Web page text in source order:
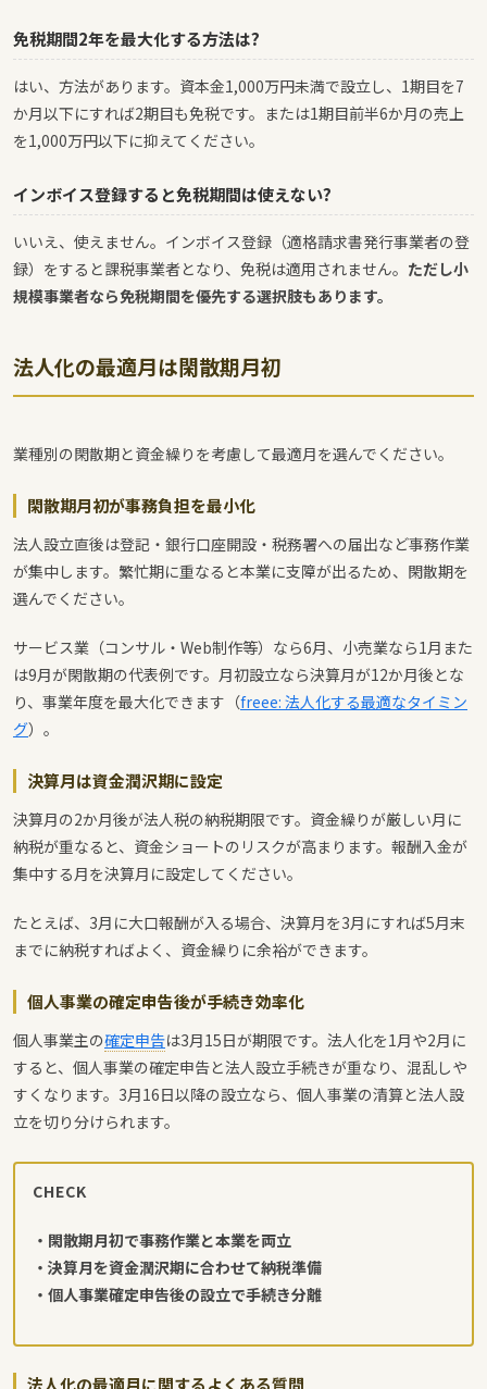
免税期間2年を最大化する方法は?
はい、方法があります。資本金1,000万円未満で設立し、1期目を7
か月以下にすれば2期目も免税です。または1期目前半6か月の売上
を1,000万円以下に抑えてください。
インボイス登録すると免税期間は使えない?
いいえ、使えません。インボイス登録（適格請求書発行事業者の登
録）をすると課税事業者となり、免税は適用されません。 ただし小
規模事業者なら免税期間を優先する選択肢もあります。
法人化の最適月は閑散期月初
業種別の閑散期と資金繰りを考慮して最適月を選んでください。
閑散期月初が事務負担を最小化
法人設立直後は登記・銀行口座開設・税務署への届出など事務作業
が集中します。繁忙期に重なると本業に支障が出るため、閑散期を
選んでください。
サービス業（コンサル・Web制作等）なら6月、小売業なら1月また
は9月が閑散期の代表例です。月初設立なら決算月が12か月後とな
り、事業年度を最大化できます（freee: 法人化する最適なタイミン
グ）。
決算月は資金潤沢期に設定
決算月の2か月後が法人税の納税期限です。資金繰りが厳しい月に
納税が重なると、資金ショートのリスクが高まります。報酬入金が
集中する月を決算月に設定してください。
たとえば、3月に大口報酬が入る場合、決算月を3月にすれば5月末
までに納税すればよく、資金繰りに余裕ができます。
個人事業の確定申告後が手続き効率化
個人事業主の確定申告は3月15日が期限です。法人化を1月や2月に
すると、個人事業の確定申告と法人設立手続きが重なり、混乱しや
すくなります。3月16日以降の設立なら、個人事業の清算と法人設
立を切り分けられます。
CHECK
・閑散期月初で事務作業と本業を両立
・決算月を資金潤沢期に合わせて納税準備
・個人事業確定申告後の設立で手続き分離
法人化の最適月に関するよくある質問